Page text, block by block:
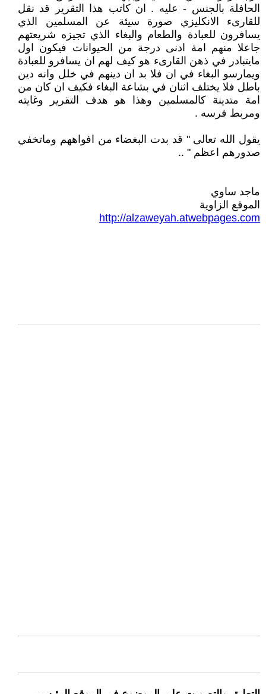
الحافلة بالجنس - عليه . ان كاتب هذا التقرير قد نقل
للقارىء الانكليزي صورة سيئة عن المسلمين الذي
يسافرون للعبادة والطعام والبغاء الذي تجيزه شريعتهم
جاعلا منهم امة ادنى درجة من الحيوانات فيكون اول
مايتبادر في ذهن القارىء هو كيف لهم ان يسافرو للعبادة
ويمارسو البغاء في ان فلا بد ان دينهم في خلل وانه دين
باطل فلا يختلف اثنان في بشاعة البغاء فكيف ان كان من
امة متدينة كالمسلمين وهذا هو هدف التقرير وغايته
ومربط فرسه .
يقول الله تعالى " قد بدت البغضاء من افواههم وماتخفي
صدورهم اعظم " ..
ماجد ساوي
الموقع الزاوية
http://alzaweyah.atwebpages.com